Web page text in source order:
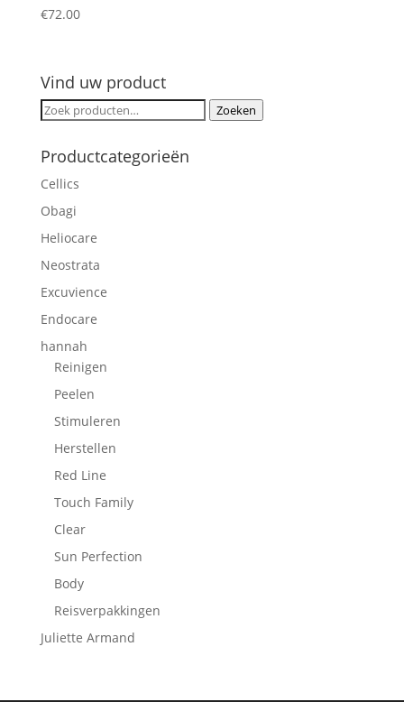
€72.00
Vind uw product
Zoeken
Zoeken
Productcategorieën
Cellics
Obagi
Heliocare
Neostrata
Excuvience
Endocare
hannah
Reinigen
Peelen
Stimuleren
Herstellen
Red Line
Touch Family
Clear
Sun Perfection
Body
Reisverpakkingen
Juliette Armand